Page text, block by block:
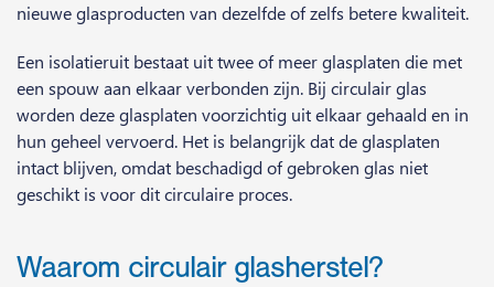
nieuwe glasproducten van dezelfde of zelfs betere kwaliteit.
Een isolatieruit bestaat uit twee of meer glasplaten die met
een spouw aan elkaar verbonden zijn. Bij circulair glas
worden deze glasplaten voorzichtig uit elkaar gehaald en in
hun geheel vervoerd. Het is belangrijk dat de glasplaten
intact blijven, omdat beschadigd of gebroken glas niet
geschikt is voor dit circulaire proces.
Waarom circulair glasherstel?